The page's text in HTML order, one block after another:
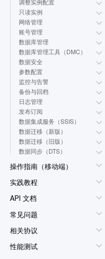
调整实例配置
只读实例
网络管理
账号管理
数据库管理
数据库管理工具（DMC）
数据安全
参数配置
监控与告警
备份与回档
日志管理
发布订阅
数据集成服务（SSIS）
数据迁移（新版）
数据迁移（旧版）
数据同步（DTS）
操作指南（移动端）
实践教程
API 文档
常见问题
相关协议
性能测试